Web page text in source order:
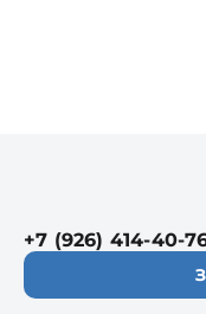
+7 (926) 414-40-